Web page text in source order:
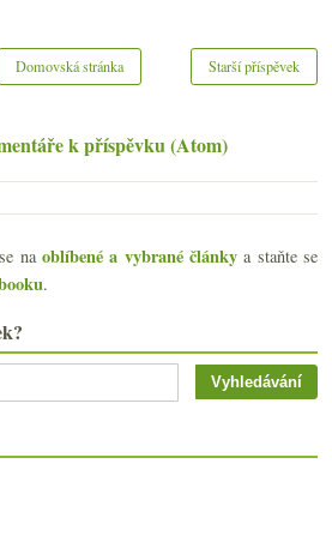
Starší příspěvek
Domovská stránka
k příspěvku (Atom)
naoblíbené a vybrané články a staňte se
.